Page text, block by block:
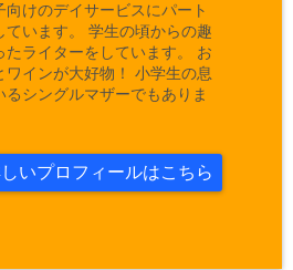
向けのデイサービスにパート
ています。 学生の頃からの趣
たライターをしています。 お
ワインが大好物！ 小学生の息
るシングルマザーでもありま
いプロフィールはこちら